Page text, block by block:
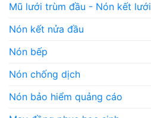
Mũ lưới trùm đầu - Nón kết lưới
Nón kết nửa đầu
Nón bếp
Nón chống dịch
Nón bảo hiểm quảng cáo